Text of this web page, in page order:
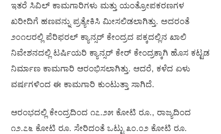
ಇತರೆ ಸಿವಿಲ್ ಕಾಮಗಾರಿಗಳು ಮತ್ತು ಯಂತ್ರೋಪಕರಣಗಳ
ಖರೀದಿಗೆ ಹಣವನ್ನು ಪ್ರತ್ಯೇಕಿಸಿ ಮೀಸಲಿಡಲಾಗಿತ್ತು. ಅದರಂತೆ
೨೦೧೮ರಲ್ಲಿ ಪೆರಿಫರಲ್ ಕ್ಯಾನ್ಸರ್ ಕೇಂದ್ರದ ಪಕ್ಕದಲ್ಲಿನ ಖಾಲಿ
ನಿವೇಶನದಲ್ಲಿ ಟರ್ಷಿಯರಿ ಕ್ಯಾನ್ಸರ್ ಕೇರ್ ಕೇಂದ್ರಕ್ಕಾಗಿ ಹೊಸ ಕಟ್ಟಡ
ನಿರ್ಮಾಣ ಕಾಮಗಾರಿ ಆರಂಭಿಸಲಾಗಿತ್ತು. ಆದರೆ, ಕಳೆದ ಏಳು
ವರ್ಷಗಳಿಂದ ಈ ಕಾಮಗಾರಿ ಕುಂಟುತ್ತಾ ಸಾಗಿದೆ.
ಆರಂಭದಲ್ಲಿ ಕೇಂದ್ರದಿಂದ ೧೭.೨೫ ಕೋಟಿ ರೂ., ರಾಜ್ಯದಿಂದ
೧೨.೭೬ ಕೋಟಿ ರೂ. ಸೇರಿದಂತೆ ಒಟ್ಟು ೩೦.೦೨ ಕೋಟಿ ರೂ.